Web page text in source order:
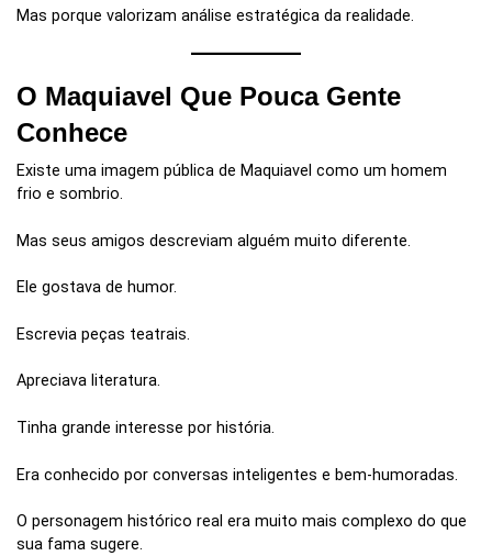
Mas porque valorizam análise estratégica da realidade.
O Maquiavel Que Pouca Gente
Conhece
Existe uma imagem pública de Maquiavel como um homem
frio e sombrio.
Mas seus amigos descreviam alguém muito diferente.
Ele gostava de humor.
Escrevia peças teatrais.
Apreciava literatura.
Tinha grande interesse por história.
Era conhecido por conversas inteligentes e bem-humoradas.
O personagem histórico real era muito mais complexo do que
sua fama sugere.